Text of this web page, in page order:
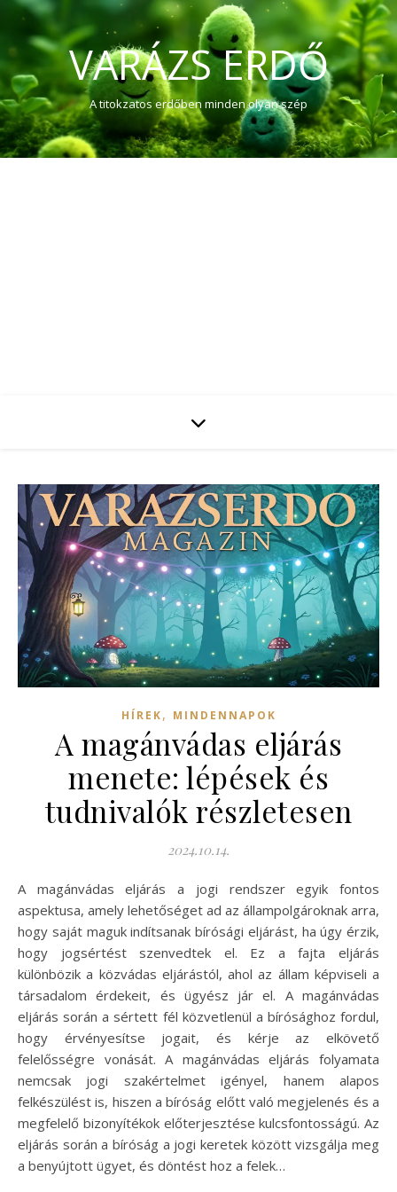
VARÁZS ERDŐ
A titokzatos erdőben minden olyan szép
HÍREK, MINDENNAPOK
A magánvádas eljárás
menete: lépések és
tudnivalók részletesen
2024.10.14.
A magánvádas eljárás a jogi rendszer egyik fontos
aspektusa, amely lehetőséget ad az állampolgároknak arra,
hogy saját maguk indítsanak bírósági eljárást, ha úgy érzik,
hogy jogsértést szenvedtek el. Ez a fajta eljárás
különbözik a közvádas eljárástól, ahol az állam képviseli a
társadalom érdekeit, és ügyész jár el. A magánvádas
eljárás során a sértett fél közvetlenül a bírósághoz fordul,
hogy érvényesítse jogait, és kérje az elkövető
felelősségre vonását. A magánvádas eljárás folyamata
nemcsak jogi szakértelmet igényel, hanem alapos
felkészülést is, hiszen a bíróság előtt való megjelenés és a
megfelelő bizonyítékok előterjesztése kulcsfontosságú. Az
eljárás során a bíróság a jogi keretek között vizsgálja meg
a benyújtott ügyet, és döntést hoz a felek…